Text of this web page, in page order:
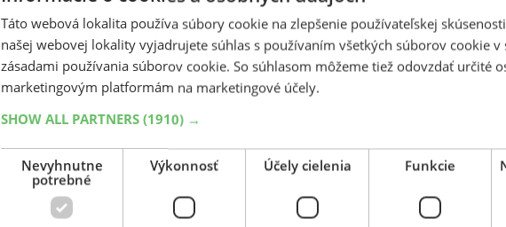
Súvisiace produkty
BORBET
LV4
4x100
BROCK
RC26
15
Táto webová lokalita používa súbory cookie na zlepšenie používateľskej
našej webovej lokality vyjadrujete súhlas s používaním všetkých súborov cookie v
zásadami používania súborov cookie. So súhlasom môžeme tiež odovzdať určité
marketingovým platformám na marketingové účely.
SHOW ALL PARTNERS (1910) →
Nevyhnutne
potrebné
Výkonnosť Účely cielenia Funkcie